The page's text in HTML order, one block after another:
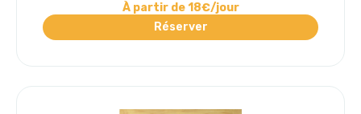
À partir de 18€/jour
Réserver